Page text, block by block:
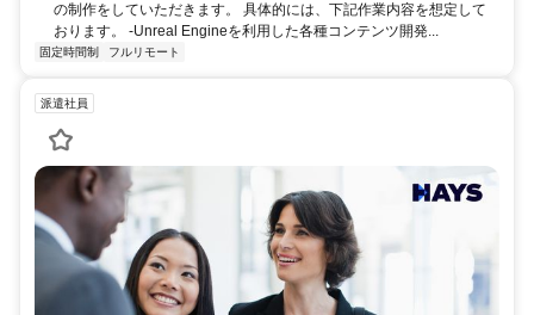
の制作をしていただきます。 具体的には、下記作業内容を想定して
おります。 -Unreal Engineを利用した各種コンテンツ開発...
固定時間制 フルリモート
派遣社員